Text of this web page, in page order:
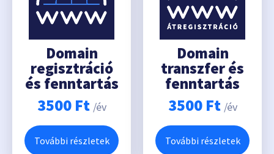
Domain
regisztráció
és fenntartás
3500 Ft /év
További részletek
Domain
transzfer és
fenntartás
3500 Ft /év
További részletek